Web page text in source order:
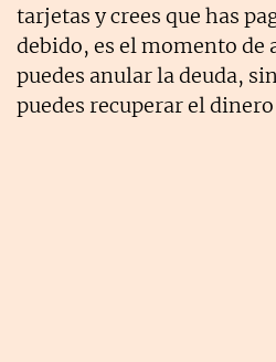
tarjetas y crees que has
debido, es el momento de
puedes anular la deuda,
puedes recuperar el